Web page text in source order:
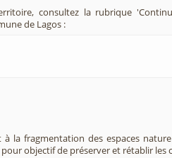
consultez la rubrique
de Lagos :
la fragmentation des espaces
pour objectif de préserver et rétablir les